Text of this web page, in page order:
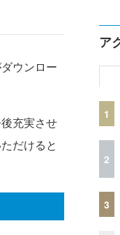
ウンロー
充実させ
だけると
ア
1
2
3